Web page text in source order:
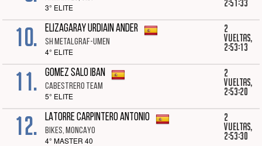
3° ELITE
2:51:33
10. ELIZAGARAY URDIAIN ANDER
SH METALGRAF-UMEN
4° ELITE
2
vueltas,
2:53:13
11. GOMEZ SALO IBAN
CABESTRERO TEAM
5° ELITE
2
vueltas,
2:53:20
12. LATORRE CARPINTERO ANTONIO
BIKES, MONCAYO
4° MASTER 40
2
vueltas,
2:53:30